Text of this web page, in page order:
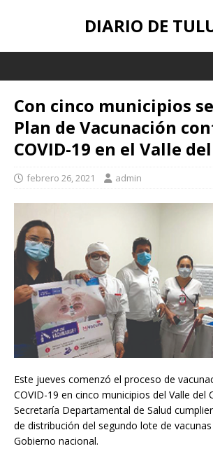
DIARIO DE
Con cinco municipios
Plan de Vacunación
COVID-19 en el Valle
febrero 26, 2021 admin
Este jueves comenzó el proceso de
COVID-19 en cinco municipios del Valle del
Secretaría Departamental de Salud
de distribución del segundo lote de
Gobierno nacional.